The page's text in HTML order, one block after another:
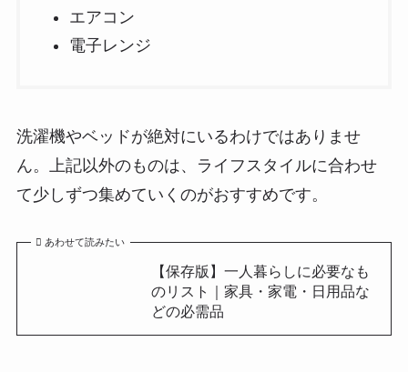
エアコン
電子レンジ
洗濯機やベッドが絶対にいるわけではありませ
ん。上記以外のものは、ライフスタイルに合わせ
て少しずつ集めていくのがおすすめです。
あわせて読みたい
【保存版】一人暮らしに必要なも
のリスト｜家具・家電・日用品な
どの必需品